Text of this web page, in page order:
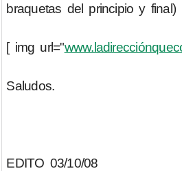
braquetas del principio y final)
[ img url="
Saludos.
EDITO 03/10/08